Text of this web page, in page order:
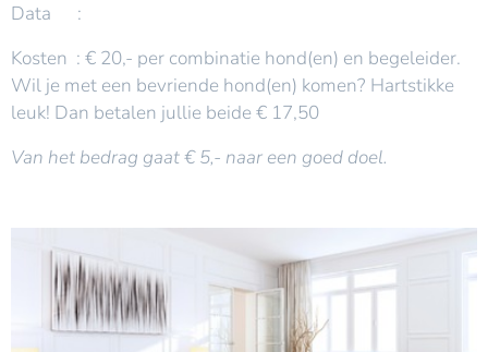
Data :
Kosten : € 20,- per combinatie hond(en) en begeleider.
Wil je met een bevriende hond(en) komen? Hartstikke
leuk! Dan betalen jullie beide € 17,50
Van het bedrag gaat € 5,- naar een goed doel.